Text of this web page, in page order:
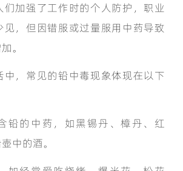
们加强了工作时的个人防护，职业
见，但因错服或过量服用中药导致
。
，常见的铅中毒现象体现在以下
的中药，如黑锡丹、樟丹、红
中的酒。